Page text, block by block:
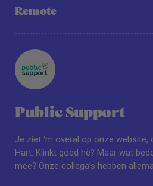
Remote
Public Support
Je ziet ‘m overal op onze website,
Hart. Klinkt goed hè? Maar wat
mee? Onze collega’s hebben